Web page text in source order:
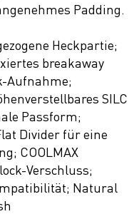
Padding.
Heckpartie;
breakaway
Aufnahme;
SILC
Passform;
Divider für eine
COOLMAX
Verschluss;
Natural